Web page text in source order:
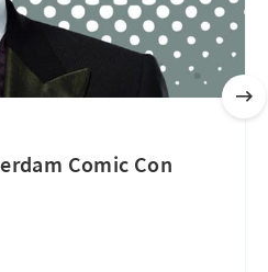
Comic Con